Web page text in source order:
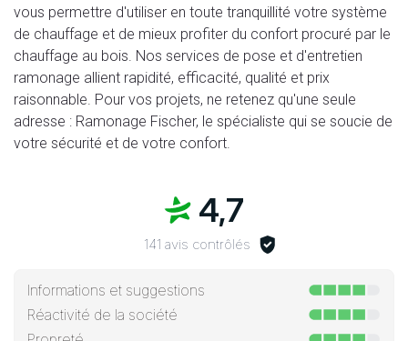
vous permettre d'utiliser en toute tranquillité votre système
de chauffage et de mieux profiter du confort procuré par le
chauffage au bois. Nos services de pose et d'entretien
ramonage allient rapidité, efficacité, qualité et prix
raisonnable. Pour vos projets, ne retenez qu'une seule
adresse : Ramonage Fischer, le spécialiste qui se soucie de
votre sécurité et de votre confort.
4,7
141 avis contrôlés
Informations et suggestions
Réactivité de la société